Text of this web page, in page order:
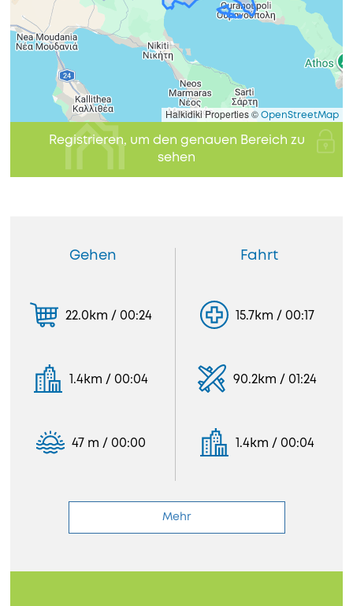
Halkidiki Properties © OpenStreetMap
Registrieren, um den genauen Bereich zu
sehen
Gehen
22.0km / 00:24
1.4km / 00:04
47 m / 00:00
Fahrt
15.7km / 00:17
90.2km / 01:24
1.4km / 00:04
Mehr